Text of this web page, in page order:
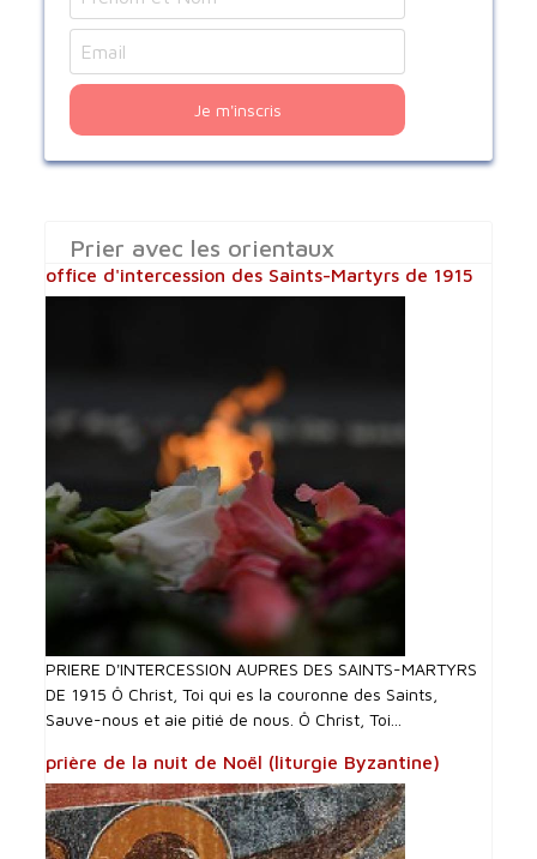
Je m'inscris
Prier avec les orientaux
office d'intercession des Saints-Martyrs de 1915
PRIERE D'INTERCESSI0N AUPRES DES SAINTS-MARTYRS
DE 1915 Ô Christ, Toi qui es la couronne des Saints,
Sauve-nous et aie pitié de nous. Ô Christ, Toi...
prière de la nuit de Noël (liturgie Byzantine)